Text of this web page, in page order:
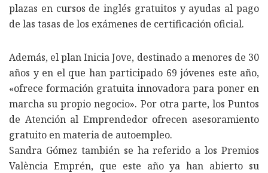
plazas en cursos de inglés gratuitos y ayudas al pago
de las tasas de los exámenes de certificación oficial.
Además, el plan Inicia Jove, destinado a menores de 30
años y en el que han participado 69 jóvenes este año,
«ofrece formación gratuita innovadora para poner en
marcha su propio negocio». Por otra parte, los Puntos
de Atención al Emprendedor ofrecen asesoramiento
gratuito en materia de autoempleo.
Sandra Gómez también se ha referido a los Premios
València Emprén, que este año ya han abierto su